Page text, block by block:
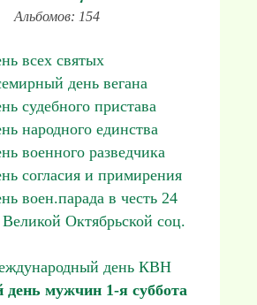
Альбомов: 154
всех святых
день вегана
судебного пристава
народного единства
военного разведчика
согласия и примирения
воен.парада в честь 24
Октябрьской соц.
день КВН
мужчин 1-я суббота